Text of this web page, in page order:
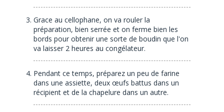
Grace au cellophane, on va rouler la
préparation, bien serrée et on ferme bien les
bords pour obtenir une sorte de boudin que l'on
va laisser 2 heures au congélateur.
Pendant ce temps, préparez un peu de farine
dans une assiette, deux œufs battus dans un
récipient et de la chapelure dans un autre.